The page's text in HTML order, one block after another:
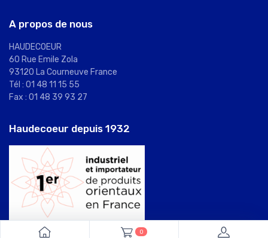
A propos de nous
HAUDECOEUR
60 Rue Emile Zola
93120 La Courneuve France
Tél : 01 48 11 15 55
Fax : 01 48 39 93 27
Haudecoeur depuis 1932
0